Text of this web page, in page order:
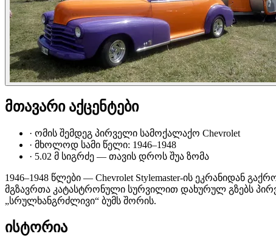
მთავარი აქცენტები
· ომის შემდეგ პირველი სამოქალაქო Chevrolet
· მხოლოდ სამი წელი: 1946–1948
· 5.02 მ სიგრძე — თავის დროს შუა ზომა
1946–1948 წლები — Chevrolet Stylemaster-ის ეკრანიდან
მგზავრთა კატასტრონული სურვილით დახურულ გზებს
„სრულხანგრძლივი“ ბუმს შორის.
ისტორია